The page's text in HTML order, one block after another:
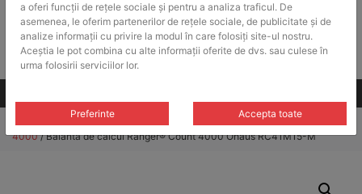
Products
search
CAUTARE
Cere-ne oferta!
Balante de calcul
Balante de calcul Ranger® Count
4000/ Balanta de calcul Ranger® Count 4000 Ohaus RC41M15-M
a oferi funcții de rețele sociale și pentru a analiza traficul. De
asemenea, le oferim partenerilor de rețele sociale, de publicitate și de
analize informații cu privire la modul în care folosiți site-ul nostru.
Aceștia le pot combina cu alte informații oferite de dvs. sau culese în
urma folosirii serviciilor lor.
Preferinte Accepta toate